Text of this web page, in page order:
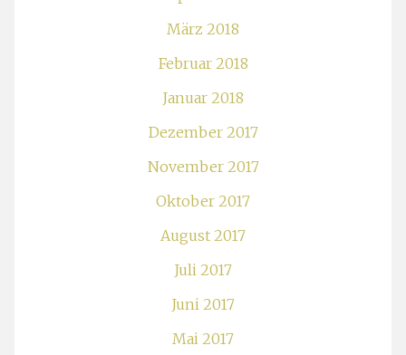
März 2018
Februar 2018
Januar 2018
Dezember 2017
November 2017
Oktober 2017
August 2017
Juli 2017
Juni 2017
Mai 2017